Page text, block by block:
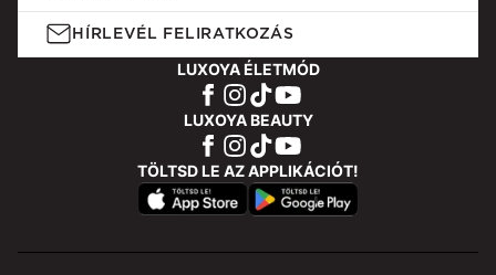
HÍRLEVÉL FELIRATKOZÁS
LUXOYA ÉLETMÓD
LUXOYA BEAUTY
TÖLTSD LE AZ APPLIKÁCIÓT!